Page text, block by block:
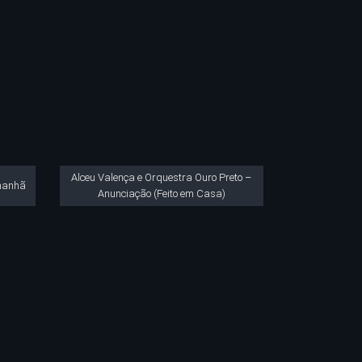
Alceu Valença e Orquestra Ouro Preto –
Anunciação (Feito em Casa)